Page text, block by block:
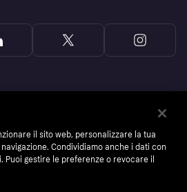
il sito web, personalizzare la tua
Condividiamo anche i dati con
gestire le preferenze o revocare il